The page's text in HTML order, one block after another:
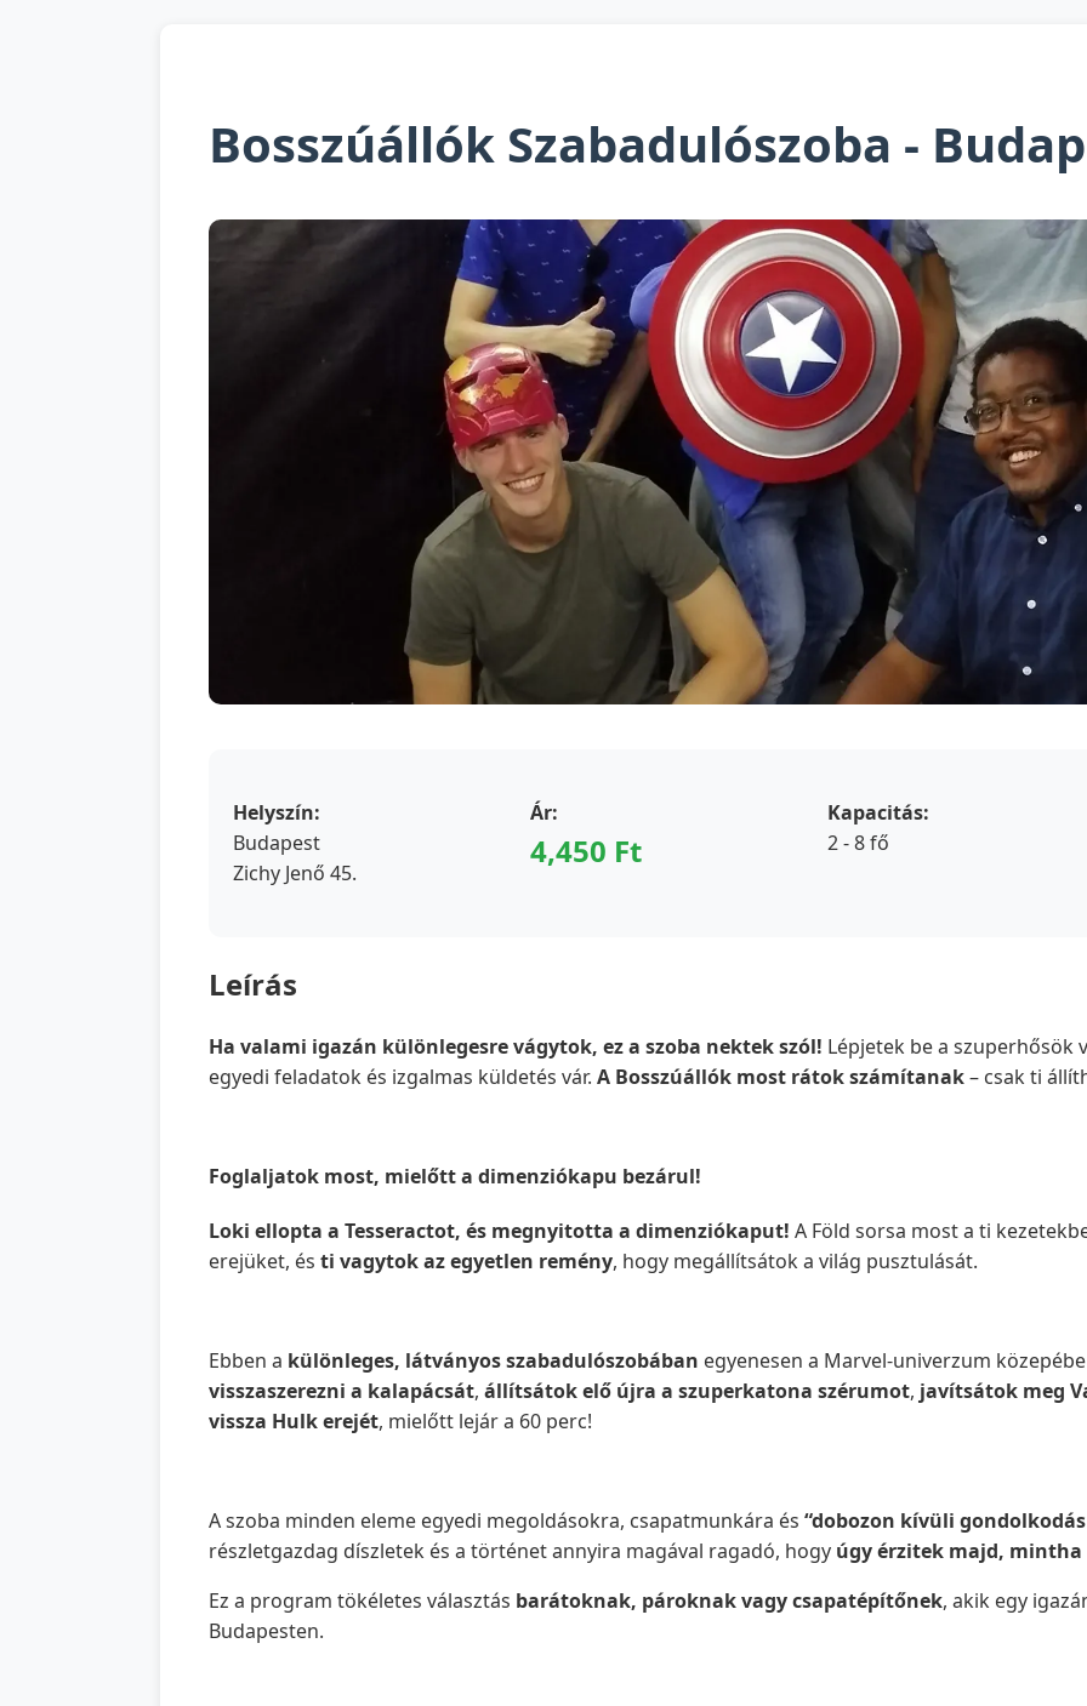
Bosszúállók Szabadulószoba -
Helyszín:
Budapest
Zichy Jenő 45.
Ár:
4,450 Ft
Kapacitás:
2 - 8 fő
Leírás
Ha valami igazán különlegesre vágytok, ez a szoba nektek szól! Lépjetek be a szuperhősök
egyedi feladatok és izgalmas küldetés vár. A Bosszúállók most rátok számítanak– csak ti
Foglaljatok most, mielőtt a dimenziókapu bezárul!
Loki ellopta a Tesseractot, és megnyitotta a dimenziókaput! A Föld sorsa most a ti
erejüket, és ti vagytok az egyetlen remény, hogy megállítsátok a világ pusztulását.
Ebben a különleges, látványos szabadulószobában egyenesen a Marvel-univerzum
visszaszerezni a kalapácsát, állítsátok elő újra a szuperkatona szérumot, javítsátok meg
vissza Hulk erejét, mielőtt lejár a 60 perc!
A szoba minden eleme egyedi megoldásokra, csapatmunkára és “dobozon kívüli
részletgazdag díszletek és a történet annyira magával ragadó, hogy úgy érzitek majd,
Ez a program tökéletes választás barátoknak, pároknak vagy csapatépítőnek, akik egy
Budapesten.